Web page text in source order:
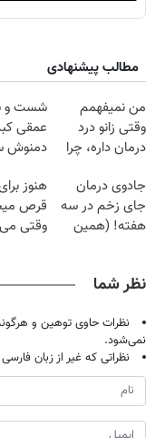
مطالب پیشنهادی
من نمیفهمم
وقتی زانو درد
درمان داره، چرا
تحمل میکنی؟❗
شست و
عمقی
دمنوش
جادوی درمان
جای زخم در سه
هفته! (همین
هنوز
قرص
وقتی
نظر شما
نظرات حاوی توهین و
نمی‌شود.
نظراتی که غیر از زبان